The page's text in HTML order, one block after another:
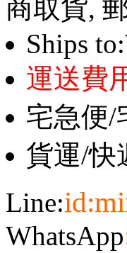
商取貨,
Ships
運送費
宅急便/
貨運/快
Line:
WhatsApp